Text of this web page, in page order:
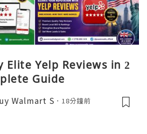
Elite Yelp Reviews in 2
Guide
Walmart S 18分鐘前